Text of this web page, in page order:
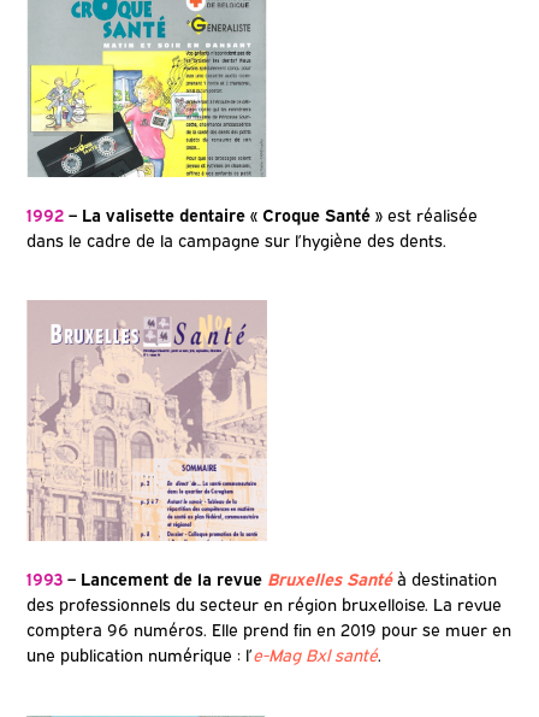
1992 – La valisette dentaire « Croque Santé »est réalisée
dans le cadre de la campagne sur l’hygiène des dents.
1993 – Lancement de la revue Bruxelles Santé à destination
des professionnels du secteur en région bruxelloise. La revue
comptera 96 numéros. Elle prend fin en 2019 pour se muer en
une publication numérique : l’e-Mag Bxl santé.